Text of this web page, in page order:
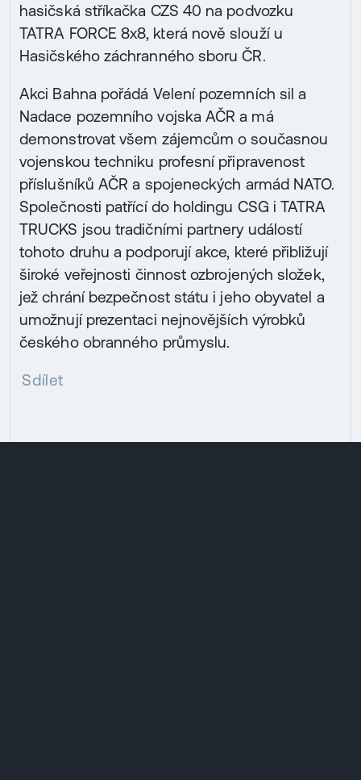
hasičská stříkačka CZS 40 na podvozku
TATRA FORCE 8x8, která nově slouží u
Hasičského záchranného sboru ČR.
Akci Bahna pořádá Velení pozemních sil a
Nadace pozemního vojska AČR a má
demonstrovat všem zájemcům o současnou
vojenskou techniku profesní připravenost
příslušníků AČR a spojeneckých armád NATO.
Společnosti patřící do holdingu CSG i TATRA
TRUCKS jsou tradičními partnery událostí
tohoto druhu a podporují akce, které přibližují
široké veřejnosti činnost ozbrojených složek,
jež chrání bezpečnost státu i jeho obyvatel a
umožnují prezentaci nejnovějších výrobků
českého obranného průmyslu.
Sdílet